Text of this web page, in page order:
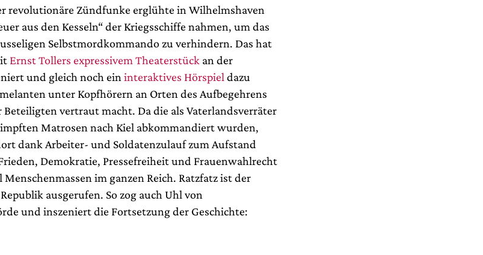
revolutionäre Zündfunke erglühte in Wilhelmshaven
aus den Kesseln“ der Kriegsschiffe nahmen, um das
Selbstmordkommando zu verhindern. Das hat
Ernst Tollers expressivem Theaterstück an der
und gleich noch ein interaktives Hörspiel dazu
unter Kopfhörern an Orten des Aufbegehrens
vertraut macht. Da die als Vaterlandsverräter
Matrosen nach Kiel abkommandiert wurden,
dank Arbeiter- und Soldatenzulauf zum Aufstand
Demokratie, Pressefreiheit und Frauenwahlrecht
im ganzen Reich. Ratzfatz ist der
ausgerufen. So zog auch Uhl von
und inszeniert die Fortsetzung der Geschichte: